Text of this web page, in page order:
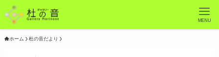
MENU
ホーム 杜の音だより